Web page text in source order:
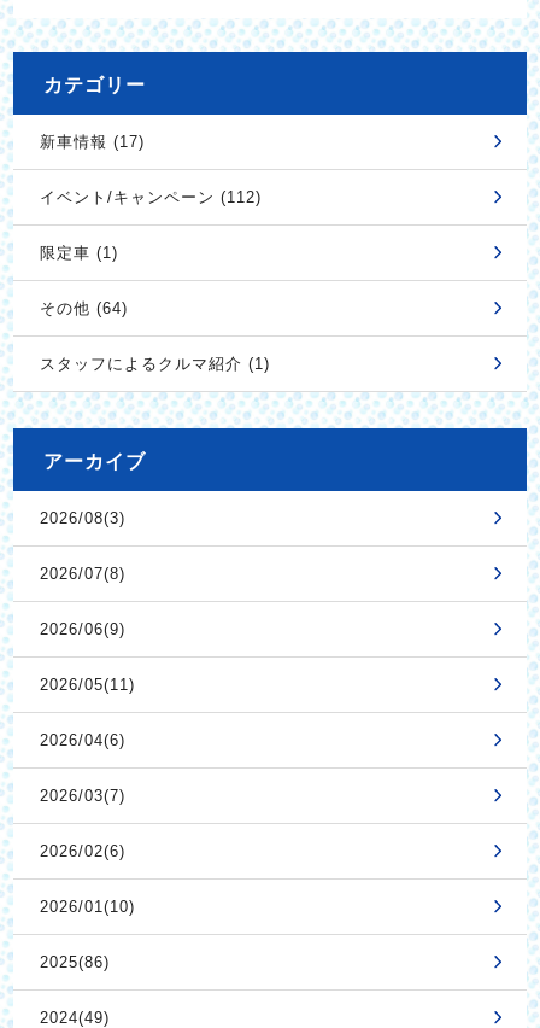
カテゴリー
新車情報 (17)
イベント/キャンペーン (112)
限定車 (1)
その他 (64)
スタッフによるクルマ紹介 (1)
アーカイブ
2026/08(3)
2026/07(8)
2026/06(9)
2026/05(11)
2026/04(6)
2026/03(7)
2026/02(6)
2026/01(10)
2025(86)
2024(49)